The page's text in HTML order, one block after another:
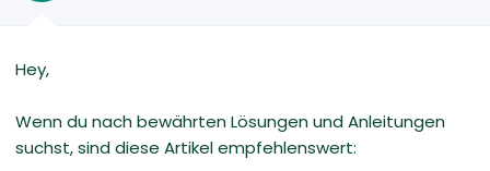
Hey,
Wenn du nach bewährten Lösungen und Anleitungen
suchst, sind diese Artikel empfehlenswert: